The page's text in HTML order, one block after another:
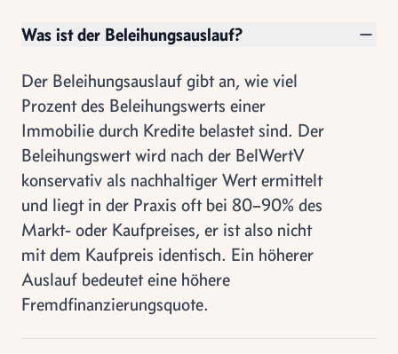
Was ist der Beleihungsauslauf?
Der Beleihungsauslauf gibt an, wie viel
Prozent des Beleihungswerts einer
Immobilie durch Kredite belastet sind. Der
Beleihungswert wird nach der BelWertV
konservativ als nachhaltiger Wert ermittelt
und liegt in der Praxis oft bei 80–90% des
Markt- oder Kaufpreises, er ist also nicht
mit dem Kaufpreis identisch. Ein höherer
Auslauf bedeutet eine höhere
Fremdfinanzierungsquote.